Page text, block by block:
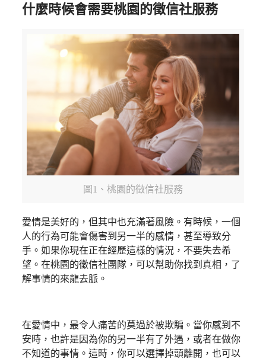
什麼時候會需要桃園的徵信社服務
圖1、桃園的徵信社服務
愛情是美好的，但其中也充滿著風險。有時候，一個
人的行為可能會傷害到另一半的感情，甚至導致分
手。如果你現在正在經歷這樣的情況，不要失去希
望。在桃園的徵信社團隊，可以幫助你找到真相，了
解事情的來龍去脈。
在愛情中，最令人痛苦的莫過於被欺騙。當你感到不
安時，也許是因為你的另一半有了外遇，或者在做你
不知道的事情。這時，你可以選擇掉頭離開，也可以